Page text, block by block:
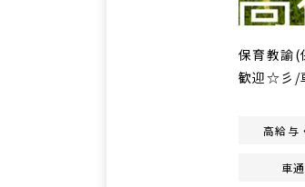
保育教諭
歓迎☆彡/
高給与
車